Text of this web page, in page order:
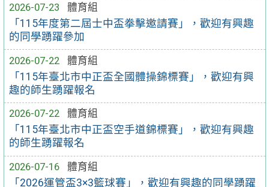
2026-07-23
體育組
「115年度第二屆士中盃拳擊邀請賽」，歡迎有興趣
的同學踴躍參加
2026-07-22
體育組
「115年臺北市中正盃全國體操錦標賽」，歡迎有興
趣的師生踴躍報名
2026-07-22
體育組
「115年臺北市中正盃空手道錦標賽」，歡迎有興趣
的師生踴躍報名
2026-07-16
體育組
「2026運管盃3×3籃球賽」，歡迎有興趣的同學踴躍